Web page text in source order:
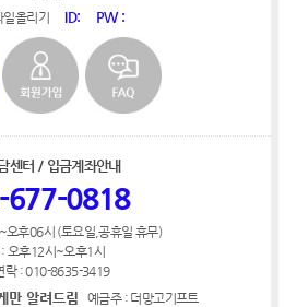
올리기 ID: PW :
센터 / 입금계좌안내
677-0818
오후06시 (토요일,공휴일 휴무)
: 오후12시~오후1시
락 : 010-8635-3419
만 알려드림 예금주 : 더망고기프트